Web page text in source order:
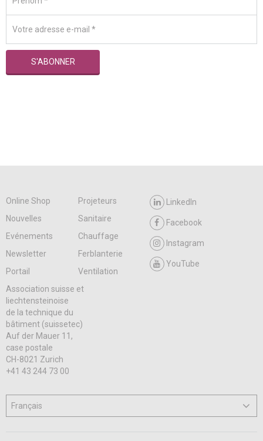
Online Shop
Projeteurs
Nouvelles
Sanitaire
Evénements
Chauffage
Newsletter
Ferblanterie
Portail
Ventilation
LinkedIn
Facebook
Instagram
YouTube
Association suisse et
liechtensteinoise
de la technique du
bâtiment (suissetec)
Auf der Mauer 11,
case postale
CH-8021 Zurich
+41 43 244 73 00